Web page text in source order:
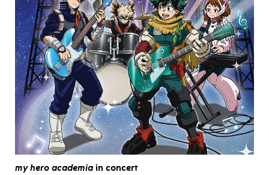
my hero academia in concert